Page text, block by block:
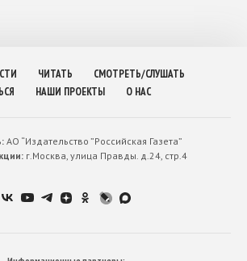
ЧИТАТЬ
СМОТРЕТЬ/СЛУШАТЬ
НАШИ ПРОЕКТЫ О НАС
АО “Издательство ”Российская Газета”
г.Москва, улица Правды. д.24, стр.4